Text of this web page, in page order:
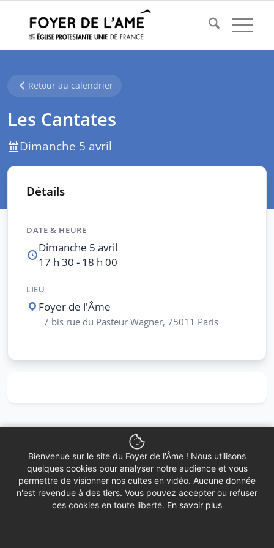
Retour au calendrier
Les Cantates
Dimanche 5 avril
Détails
DATE & HEURE
Dimanche 5 avril
17 h 30 - 18 h 00
LIEU
Foyer de l'Âme
7 bis rue du Pasteur Wagner, 75011 Paris
Bienvenue sur le site du Foyer de l'Âme ! Nous utilisons
quelques cookies pour analyser notre audience et vous
permettre de visionner nos cultes en vidéo. Aucune donnée
n'est revendue à des tiers. Vous pouvez accepter ou refuser
ces cookies en toute liberté. En savoir plus